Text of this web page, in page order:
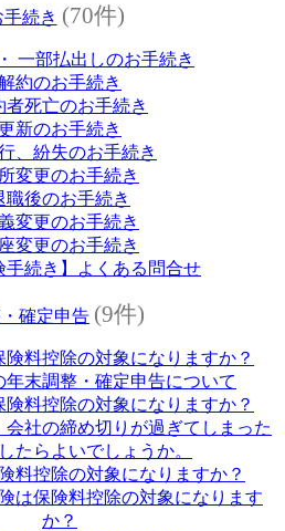
続き (70件)
一部払出しのお手続き
約のお手続き
者死亡のお手続き
新のお手続き
、紛失のお手続き
変更のお手続き
職後のお手続き
変更のお手続き
変更のお手続き
手続き】よくある問合せ
確定申告 (9件)
料控除の対象になりますか？
年末調整・確定申告について
料控除の対象になりますか？
社の締め切りが過ぎてしまった
たらよいでしょうか。
料控除の対象になりますか？
は保険料控除の対象になります
か？